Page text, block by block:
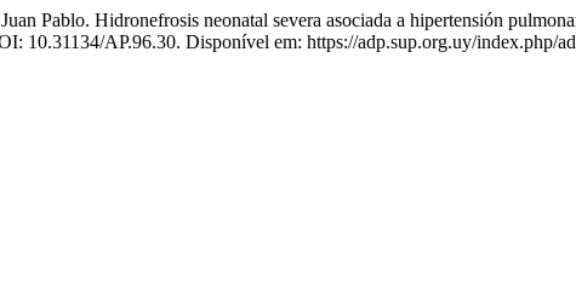
Hidronefrosis neonatal severa asociada a hipertensión
10.31134/AP.96.30. Disponível em: https://adp.sup.org.uy/index.php/